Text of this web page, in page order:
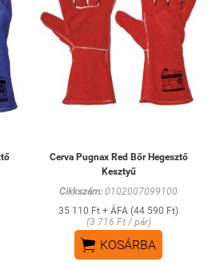
Cerva Pugnax Red Bőr Hegesztő
Kesztyű
Cikkszám: 0102007099100
35 110 Ft + ÁFA (44 590 Ft)
(3 716 Ft / pár)
 KOSÁRBA